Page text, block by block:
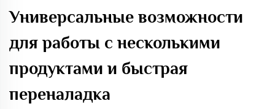
Универсальные возможности
для работы с несколькими
продуктами и быстрая
переналадка